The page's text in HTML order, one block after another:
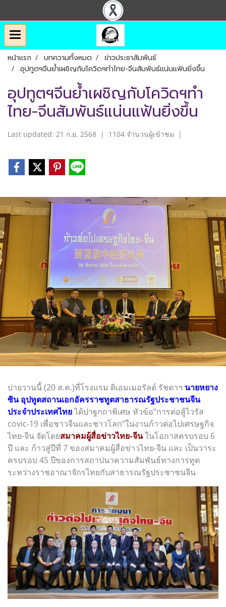
หน้าแรก บทความทั้งหมด
ข่าวประชาสัมพันธ์
อุปทูตฯจีนย้ำเผชิญกับโควิดฯทำไทย-จีนสัมพันธ์แน่นแฟ้นยิ่งขึ้น
อุปทูตฯจีนย้ำเผชิญกับโควิดฯทำ
ไทย-จีนสัมพันธ์แน่นแฟ้นยิ่งขึ้น
Last updated: 21 ก.ย. 2568 | 1104 จำนวนผู้เข้าชม |
บ่ายวานนี้ (20 ส.ค.)ที่โรงแรม ดิเอมเมอรัลด์ รัชดาฯ นายหยาง
ซิน อุปทูตสถานเอกอัครราชทูตสาธารณรัฐประชาชนจีน
ประจำประเทศไทยได้ปาฐกถาพิเศษ หัวข้อ“การต่อสู้ไวรัส
covic-19 เพื่อชาวจีนและชาวโลก”ในงานก้าวต่อไปเศรษฐกิจ
ไทย-จีน จัดโดยสมาคมผู้สื่อข่าวไทย-จีนในโอกาสครบรอบ 6
ปี และ ก้าวสู่ปีที่ 7 ของสมาคมผู้สื่อข่าวไทย-จีน และ เป็นวาระ
ครบรอบ 45 ปีของการสถาปนาความสัมพันธ์ทางการทูต
ระหว่างราชอาณาจักรไทยกับสาธารณรัฐประชาชนจีน